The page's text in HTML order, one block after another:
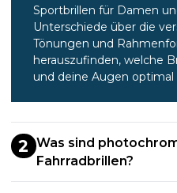
Sportbrillen für Damen
Unterschiede über die
Tönungen und
herauszufinden, welche
und deine Augen optimal
2 Was sind
Fahrradbrillen?